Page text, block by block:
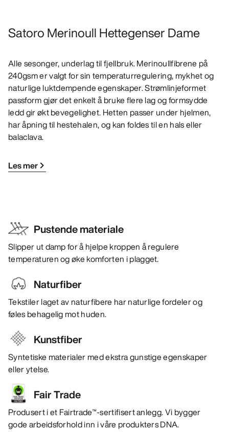
Satoro Merinoull Hettegenser Dame
Alle sesonger, underlag til fjellbruk. Merinoullfibrene på
240gsm er valgt for sin temperaturregulering, mykhet og
naturlige luktdempende egenskaper. Strømlinjeformet
passform gjør det enkelt å bruke flere lag og formsydde
ledd gir økt bevegelighet. Hetten passer under hjelmen,
har åpning til hestehalen, og kan foldes til en hals eller
balaclava.
Les mer
Pustende materiale
Slipper ut damp for å hjelpe kroppen å regulere
temperaturen og øke komforten i plagget.
Naturfiber
Tekstiler laget av naturfibere har naturlige fordeler og
føles behagelig mot huden.
Kunstfiber
Syntetiske materialer med ekstra gunstige egenskaper
eller ytelse.
Fair Trade
Produsert i et Fairtrade™-sertifisert anlegg. Vi bygger
gode arbeidsforhold inn i våre produkters DNA.